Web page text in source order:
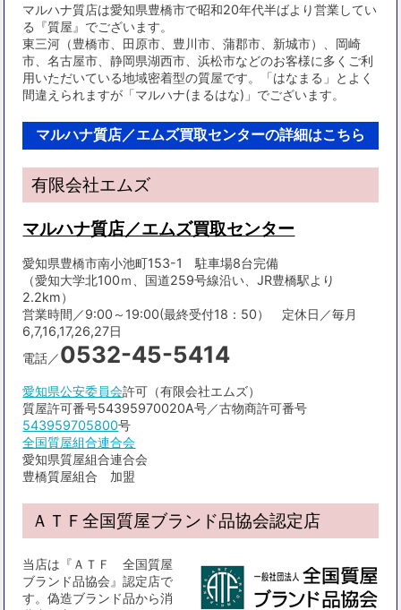
マルハナ質店は愛知県豊橋市で昭和20年代半ばより営業してい
る『質屋』でございます。
東三河（豊橋市、田原市、豊川市、蒲郡市、新城市）、岡崎
市、名古屋市、静岡県湖西市、浜松市などのお客様に多くご利
用いただいている地域密着型の質屋です。「はなまる」とよく
間違えられますが「マルハナ(まるはな)」でございます。
マルハナ質店／エムズ買取センターの詳細はこちら
有限会社エムズ
マルハナ質店／エムズ買取センター
愛知県豊橋市南小池町153-1 駐車場8台完備
（愛知大学北100ｍ、国道259号線沿い、JR豊橋駅より
2.2km）
営業時間／9:00～19:00(最終受付18：50） 定休日／毎月
6,7,16,17,26,27日
電話／0532-45-5414
愛知県公安委員会許可（有限会社エムズ）
質屋許可番号54395970020A号／古物商許可番号
543959705800号
全国質屋組合連合会
愛知県質屋組合連合会
豊橋質屋組合 加盟
ＡＴＦ全国質屋ブランド品協会認定店
当店は『ＡＴＦ 全国質屋
ブランド品協会』認定店で
す。偽造ブランド品から消